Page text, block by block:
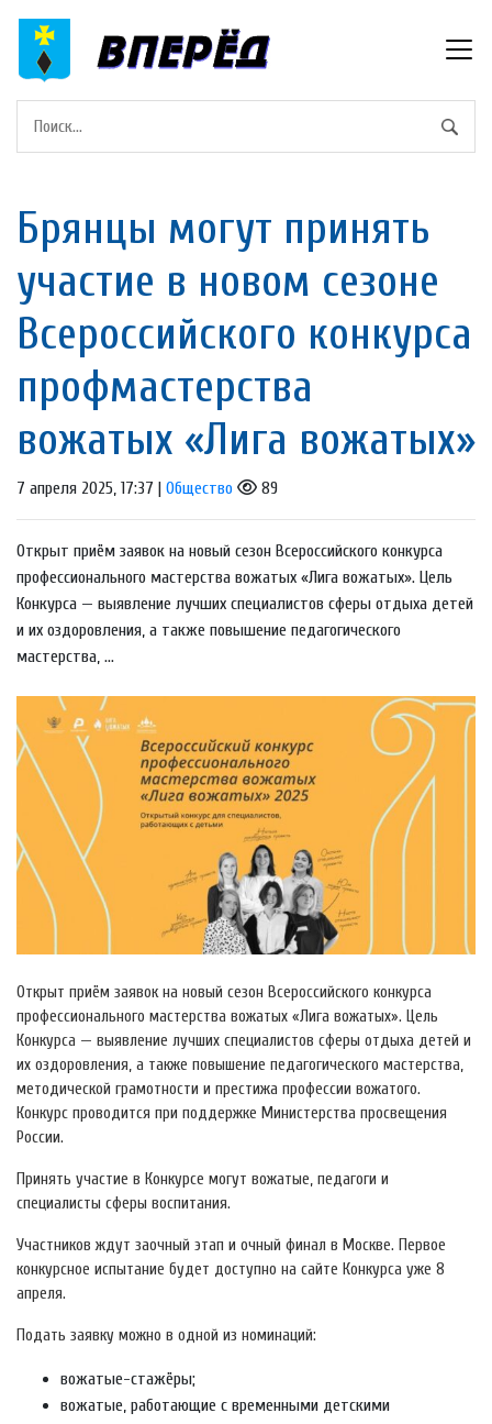
Брянцы могут принять
участие в новом сезоне
Всероссийского конкурса
профмастерства
вожатых «Лига вожатых»
7 апреля 2025, 17:37 | Общество 89
Открыт приём заявок на новый сезон Всероссийского конкурса
профессионального мастерства вожатых «Лига вожатых». Цель
Конкурса — выявление лучших специалистов сферы отдыха детей
и их оздоровления, а также повышение педагогического
мастерства, ...
Открыт приём заявок на новый сезон Всероссийского конкурса
профессионального мастерства вожатых «Лига вожатых». Цель
Конкурса — выявление лучших специалистов сферы отдыха детей и
их оздоровления, а также повышение педагогического мастерства,
методической грамотности и престижа профессии вожатого.
Конкурс проводится при поддержке Министерства просвещения
России.
Принять участие в Конкурсе могут вожатые, педагоги и
специалисты сферы воспитания.
Участников ждут заочный этап и очный финал в Москве. Первое
конкурсное испытание будет доступно на сайте Конкурса уже 8
апреля.
Подать заявку можно в одной из номинаций:
вожатые-стажёры;
вожатые, работающие с временными детскими